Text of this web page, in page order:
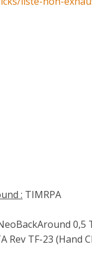
: TIMRPA
Rev TF-23 (Hand